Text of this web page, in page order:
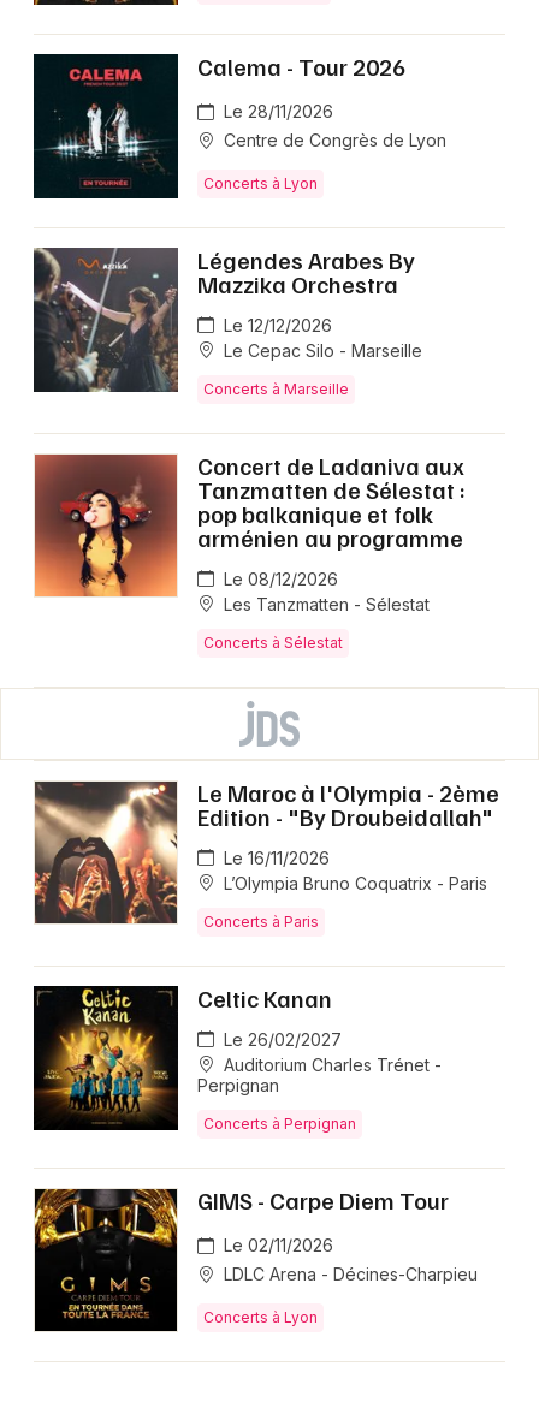
Calema - Tour 2026
Le 28/11/2026
Centre de Congrès de Lyon
Concerts à Lyon
Légendes Arabes By
Mazzika Orchestra
Le 12/12/2026
Le Cepac Silo - Marseille
Concerts à Marseille
Concert de Ladaniva aux
Tanzmatten de Sélestat :
pop balkanique et folk
arménien au programme
Le 08/12/2026
Les Tanzmatten - Sélestat
Concerts à Sélestat
Le Maroc à l'Olympia - 2ème
Edition - "By Droubeidallah"
Le 16/11/2026
L’Olympia Bruno Coquatrix - Paris
Concerts à Paris
Celtic Kanan
Le 26/02/2027
Auditorium Charles Trénet -
Perpignan
Concerts à Perpignan
GIMS - Carpe Diem Tour
Le 02/11/2026
LDLC Arena - Décines-Charpieu
Concerts à Lyon